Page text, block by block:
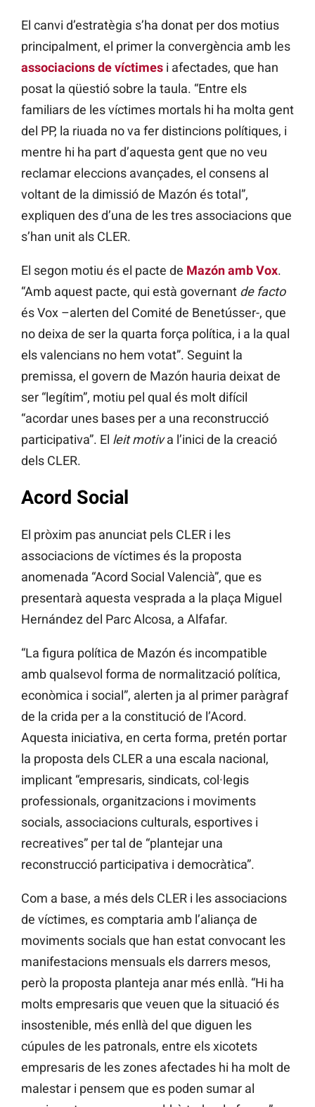
El canvi d’estratègia s’ha donat per dos motius
principalment, el primer la convergència amb les
associacions de víctimes i afectades, que han
posat la qüestió sobre la taula. “Entre els
familiars de les víctimes mortals hi ha molta gent
del PP, la riuada no va fer distincions polítiques, i
mentre hi ha part d’aquesta gent que no veu
reclamar eleccions avançades, el consens al
voltant de la dimissió de Mazón és total”,
expliquen des d’una de les tres associacions que
s’han unit als CLER.
El segon motiu és el pacte de Mazón amb Vox.
“Amb aquest pacte, qui està governant de facto
és Vox –alerten del Comité de Benetússer-, que
no deixa de ser la quarta força política, i a la qual
els valencians no hem votat”. Seguint la
premissa, el govern de Mazón hauria deixat de
ser “legítim”, motiu pel qual és molt difícil
“acordar unes bases per a una reconstrucció
participativa”. El leit motiva l’inici de la creació
dels CLER.
Acord Social
El pròxim pas anunciat pels CLER i les
associacions de víctimes és la proposta
anomenada “Acord Social Valencià”, que es
presentarà aquesta vesprada a la plaça Miguel
Hernández del Parc Alcosa, a Alfafar.
“La figura política de Mazón és incompatible
amb qualsevol forma de normalització política,
econòmica i social”, alerten ja al primer paràgraf
de la crida per a la constitució de l’Acord.
Aquesta iniciativa, en certa forma, pretén portar
la proposta dels CLER a una escala nacional,
implicant “empresaris, sindicats, col·legis
professionals, organitzacions i moviments
socials, associacions culturals, esportives i
recreatives” per tal de “plantejar una
reconstrucció participativa i democràtica”.
Com a base, a més dels CLER i les associacions
de víctimes, es comptaria amb l’aliança de
moviments socials que han estat convocant les
manifestacions mensuals els darrers mesos,
però la proposta planteja anar més enllà. “Hi ha
molts empresaris que veuen que la situació és
insostenible, més enllà del que diguen les
cúpules de les patronals, entre els xicotets
empresaris de les zones afectades hi ha molt de
malestar i pensem que es poden sumar al